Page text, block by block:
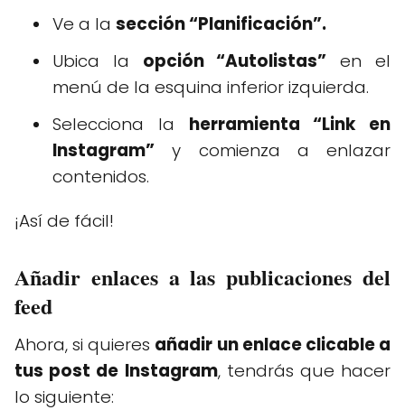
Ve a la sección “Planificación”.
Ubica la opción “Autolistas” en el
menú de la esquina inferior izquierda.
Selecciona la herramienta “Link en
Instagram” y comienza a enlazar
contenidos.
¡Así de fácil!
Añadir enlaces a las publicaciones del
feed
Ahora, si quieres añadir un enlace clicable a
tus post de Instagram, tendrás que hacer
lo siguiente: